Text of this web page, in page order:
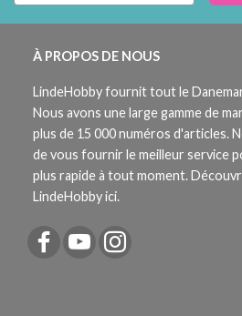
À PROPOS DE NOUS
LindeHobby fournit tout le
Nous avons une large gamme de
plus de 15 000 numéros d'articles.
de vous fournir le meilleur service
plus rapide à tout moment.
LindeHobby ici.